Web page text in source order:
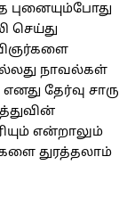
செய்து
நாவல்கள்
தேர்வு சாரு
என்றாலும்
துரத்தலாம்